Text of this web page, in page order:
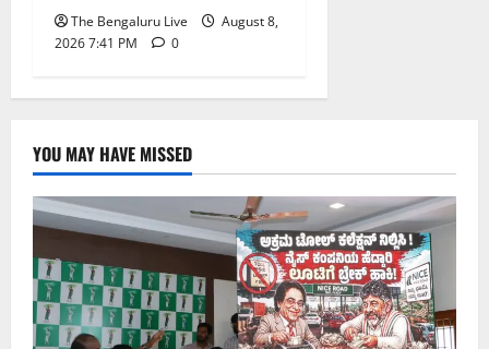
The Bengaluru Live
August 8,
2026 7:41 PM
0
YOU MAY HAVE MISSED